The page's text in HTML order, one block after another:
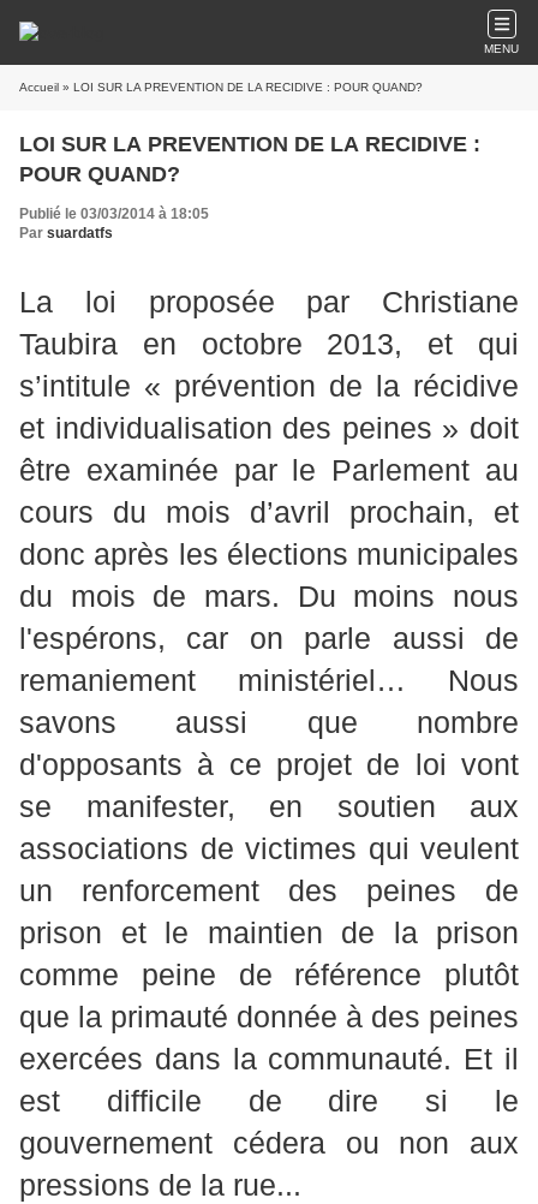
MENU
Accueil » LOI SUR LA PREVENTION DE LA RECIDIVE : POUR QUAND?
LOI SUR LA PREVENTION DE LA RECIDIVE :
POUR QUAND?
Publié le 03/03/2014 à 18:05
Par suardatfs
La loi proposée par Christiane
Taubira en octobre 2013, et qui
s’intitule « prévention de la récidive
et individualisation des peines » doit
être examinée par le Parlement au
cours du mois d’avril prochain, et
donc après les élections municipales
du mois de mars. Du moins nous
l'espérons, car on parle aussi de
remaniement ministériel… Nous
savons aussi que nombre
d'opposants à ce projet de loi vont
se manifester, en soutien aux
associations de victimes qui veulent
un renforcement des peines de
prison et le maintien de la prison
comme peine de référence plutôt
que la primauté donnée à des peines
exercées dans la communauté. Et il
est difficile de dire si le
gouvernement cédera ou non aux
pressions de la rue...